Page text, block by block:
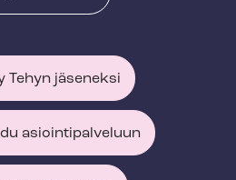
Tehyn jäseneksi
asiointipalveluun